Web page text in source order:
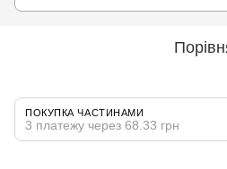
ПОКУПКА ЧАСТИНАМИ
3 платежу через 68.33 грн